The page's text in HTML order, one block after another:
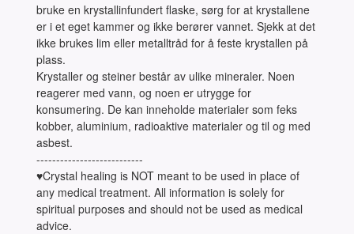
bruke en krystallinfundert flaske, sørg for at krystallene
er i et eget kammer og ikke berører vannet. Sjekk at det
ikke brukes lim eller metalltråd for å feste krystallen på
plass.
Krystaller og steiner består av ulike mineraler. Noen
reagerer med vann, og noen er utrygge for
konsumering. De kan inneholde materialer som feks
kobber, aluminium, radioaktive materialer og til og med
asbest.
---------------------------
♥Crystal healing is NOT meant to be used in place of
any medical treatment. All information is solely for
spiritual purposes and should not be used as medical
advice.